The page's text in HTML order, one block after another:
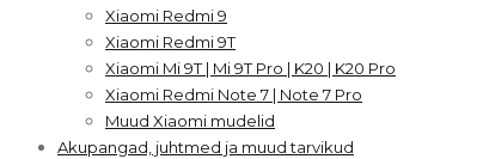
Xiaomi Redmi 9
Xiaomi Redmi 9T
Xiaomi Mi 9T | Mi 9T Pro | K20 | K20 Pro
Xiaomi Redmi Note 7 | Note 7 Pro
Muud Xiaomi mudelid
Akupangad, juhtmed ja muud tarvikud